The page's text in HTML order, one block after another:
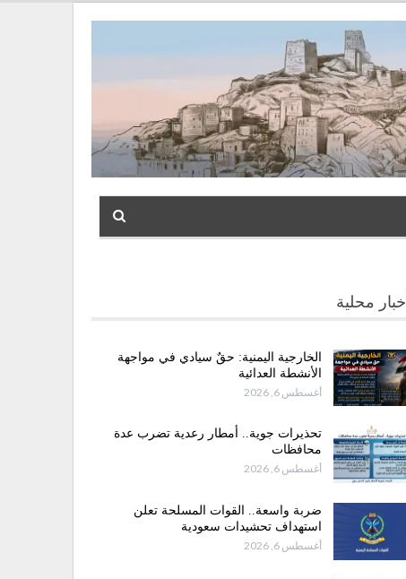
أخبار محلية
الخارجية اليمنية: حقٌ سيادي في مواجهة
الأنشطة العدائية
أغسطس 6, 2026
تحذيرات جوية.. أمطار رعدية تضرب عدة
محافظات
أغسطس 6, 2026
ضربة واسعة.. القوات المسلحة تعلن
استهداف تحشيدات سعودية
أغسطس 6, 2026